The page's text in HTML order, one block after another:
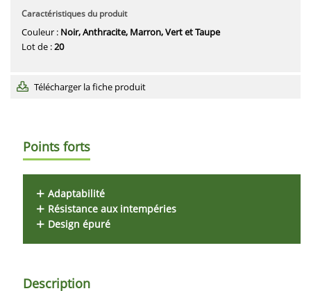
Caractéristiques du produit
Couleur : Noir, Anthracite, Marron, Vert et Taupe
Lot de :20
Télécharger la fiche produit
Points forts
Adaptabilité
Résistance aux intempéries
Design épuré
Description